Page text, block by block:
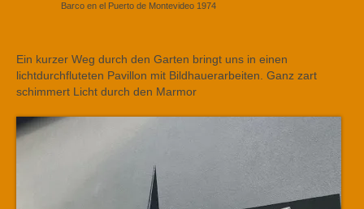
Barco en el Puerto de Montevideo 1974
Ein kurzer Weg durch den Garten bringt uns in einen
lichtdurchfluteten Pavillon mit Bildhauerarbeiten. Ganz zart
schimmert Licht durch den Marmor